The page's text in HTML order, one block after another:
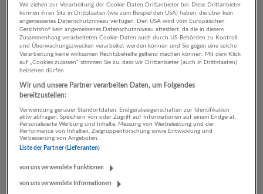
1 Rechnungswesen,
Controlling Sonstige
Unternehmen
Wir ziehen zur Verarbeitung der Cookie-Daten Drittanbieter bei. Diese Drittanbieter
können ihren Sitz in Drittstaaten (wie zum Beispiel den USA) haben, die über kein
angemessenes Datenschutzniveau verfügen. Den USA wird vom Europäischen
Gerichtshof kein angemessenes Datenschutzniveau attestiert, da die in diesem
Zusammenhang verarbeiteten Cookie-Daten auch durch US-Behörden zu Kontroll-
und Überwachungszwecken verarbeitet werden können und Sie gegen eine solche
Verarbeitung keine wirksamen Rechtsbehelfe geltend machen können. Mit dem Klick
auf „Cookies zulassen“ stimmen Sie zu, dass wir Drittanbieter (auch in Drittstaaten)
beiziehen dürfen.
Wir und unsere Partner verarbeiten Daten, um Folgendes
bereitzustellen:
Verwendung genauer Standortdaten. Endgeräteeigenschaften zur Identifikation
aktiv abfragen. Speichern von oder Zugriff auf Informationen auf einem Endgerät.
Personalisierte Werbung und Inhalte, Messung von Werbeleistung und der
Performance von Inhalten, Zielgruppenforschung sowie Entwicklung und
Verbesserung von Angeboten.
Liste der Partner (Lieferanten)
von uns verwendete Funktionen
von uns verwendete Informationen